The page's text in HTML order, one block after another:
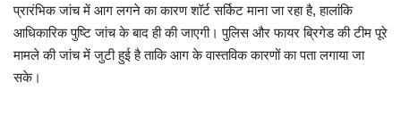
प्रारंभिक जांच में आग लगने का कारण शॉर्ट सर्किट माना जा रहा है, हालांकि
आधिकारिक पुष्टि जांच के बाद ही की जाएगी। पुलिस और फायर ब्रिगेड की टीम पूरे
मामले की जांच में जुटी हुई है ताकि आग के वास्तविक कारणों का पता लगाया जा
सके।